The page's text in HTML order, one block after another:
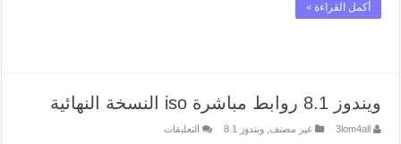
أكمل القراءة »
ويندوز 8.1 روابط مباشرة iso النسخة النهائية
3lom4all غير مصنف ,ويندوز 8.1 التعليقات